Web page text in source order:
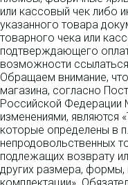
или кассовый чек либо
указанного товара
товарного чека или
подтверждающего
возможности
Обращаем внимание,
магазина, согласно
Российской
изменениями, являются
которые определены в
непродовольственных
подлежащих возврату
других размера, формы,